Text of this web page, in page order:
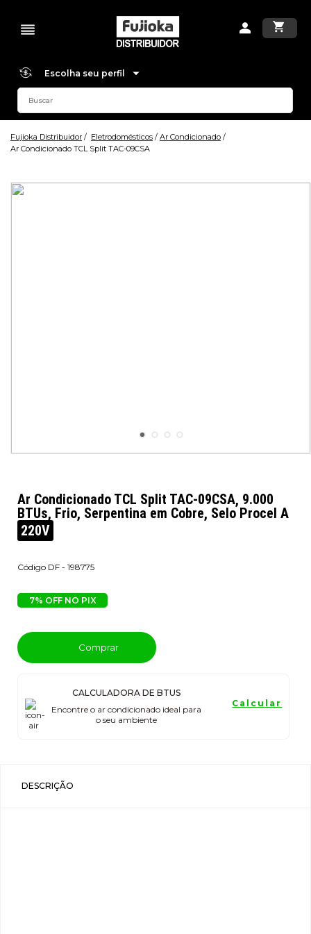
Escolha seu perfil
Fujioka Distribuidor Eletrodomésticos
Ar Condicionado
Ar Condicionado TCL Split TAC-09CSA
Ar Condicionado TCL Split TAC-09CSA, 9.000
BTUs, Frio, Serpentina em Cobre, Selo Procel A
220V
DF - 198775
7% OFF NO PIX
Comprar
CALCULADORA DE BTUS
Encontre o ar condicionado ideal para
o seu ambiente
Calcular
DESCRIÇÃO